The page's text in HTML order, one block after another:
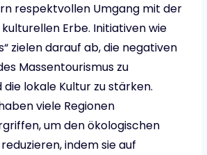
respektvollen Umgang mit der
Erbe. Initiativen wie
zielen darauf ab, die negativen
Massentourismus zu
lokale Kultur zu stärken.
viele Regionen
um den ökologischen
indem sie auf